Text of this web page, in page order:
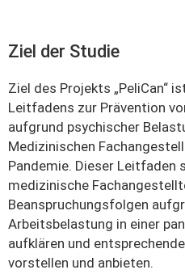
Ziel der Studie
Ziel des Projekts „PeliCan“
Leitfadens zur Prävention
aufgrund psychischer
Medizinischen
Pandemie. Dieser Leitfaden
medizinische
Beanspruchungsfolgen
Arbeitsbelastung in einer
aufklären und
vorstellen und anbieten.